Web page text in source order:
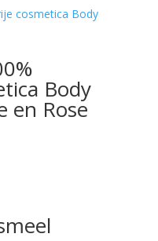
Body
en Rose